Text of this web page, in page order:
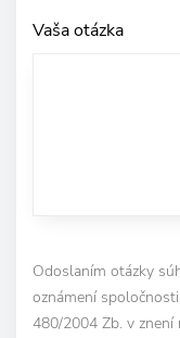
Vaša otázka
Odoslaním otázky
oznámení
480/2004 Zb. v znení